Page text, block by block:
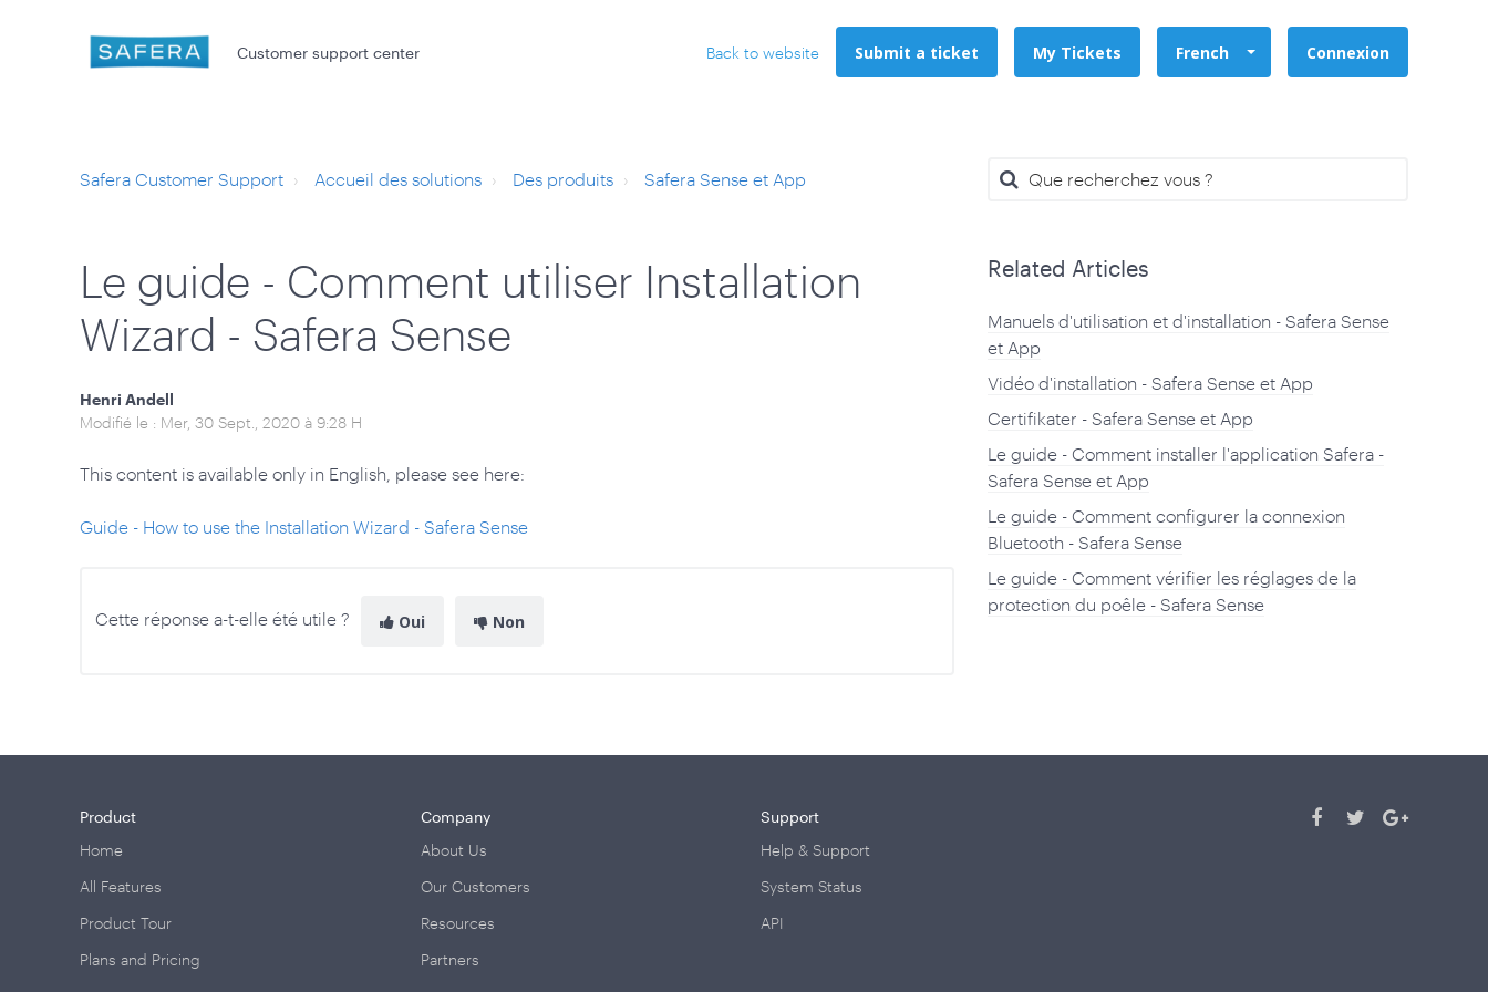
Customer support center Back to website Submit a ticket My Tickets French Connexion
Safera Customer Support Accueil des solutions Des produits Safera Sense et App
Le guide - Comment utiliser Installation
Wizard - Safera Sense
Henri Andell
Modifié le : Mer, 30 Sept., 2020 à 9:28 H
This content is available only in English, please see here:
Guide - How to use the Installation Wizard - Safera Sense
Cette réponse a-t-elle été utile ? Oui Non
Related Articles
Manuels d'utilisation et d'installation - Safera Sense
et App
Vidéo d'installation - Safera Sense et App
Certifikater - Safera Sense et App
Le guide - Comment installer l'application Safera -
Safera Sense et App
Le guide - Comment configurer la connexion
Bluetooth - Safera Sense
Le guide - Comment vérifier les réglages de la
protection du poêle - Safera Sense
Product
Home
All Features
Product Tour
Plans and Pricing
Company
About Us
Our Customers
Resources
Partners
Support
Help & Support
System Status
API